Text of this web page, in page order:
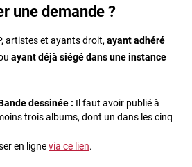
une demande ?
artistes et ayants droit, ayant adhéré
ayant déjà siégé dans une instance
dessinée : Il faut avoir publié à
trois albums, dont un dans les cinq
en lignevia ce lien.